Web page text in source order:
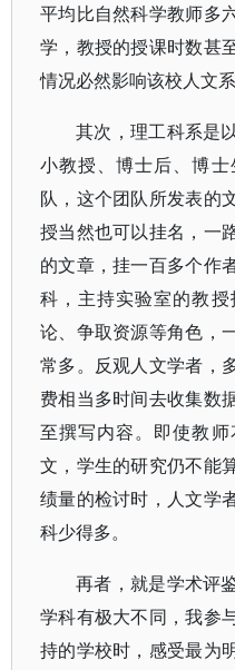
平均比自然科学教师多
学，教授的授课时数甚
情况必然影响该校人文
其次，理工科系是
小教授、博士后、博
队，这个团队所发表的
授当然也可以挂名，一
的文章，挂一百多个作
科，主持实验室的教
论、争取资源等角色，
常多。反观人文学者，
费相当多时间去收集数
至撰写内容。即使教
文，学生的研究仍不能
绩量的检讨时，人文学
科少得多。
再者，就是学术评
学科有极大不同，我参
持的学校时，感受最为